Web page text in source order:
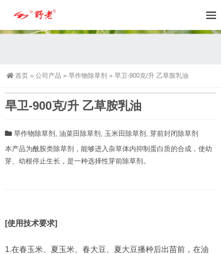
首页 » 公司产品 » 旱作物除草剂 » 旱卫-900克/升 乙草胺乳油
旱卫-900克/升 乙草胺乳油
旱作物除草剂 油菜田除草剂 玉米田除草剂
芽前封闭除草剂
本产品为酰胺类除草剂，能够进入杂草体内抑制蛋白质的合成，使幼
芽、幼根停止生长，是一种选择性芽前除草剂。
[使用技术要求]
1.在春玉米、夏玉米、春大豆、夏大豆播种后出苗前，在油